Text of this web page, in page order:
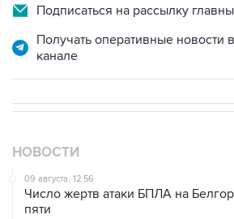
Подписаться на рассылку
Получать оперативные новости
канале
НОВОСТИ
09 августа, 12:56
Число жертв атаки БПЛА на
пяти